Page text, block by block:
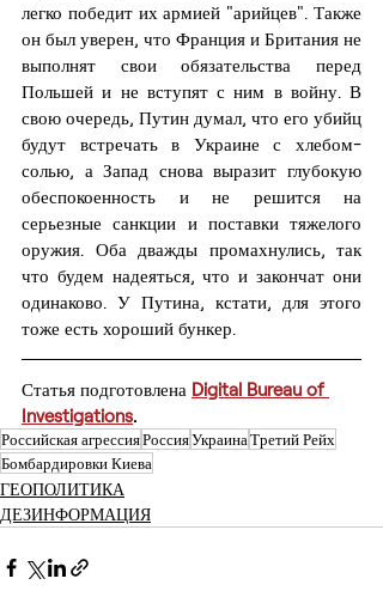
легко победит их армией "арийцев". Также
он был уверен, что Франция и Британия не
выполнят свои обязательства перед
Польшей и не вступят с ним в войну. В
свою очередь, Путин думал, что его убийц
будут встречать в Украине с хлебом-
солью, а Запад снова выразит глубокую
обеспокоенность и не решится на
серьезные санкции и поставки тяжелого
оружия. Оба дважды промахнулись, так
что будем надеяться, что и закончат они
одинаково. У Путина, кстати, для этого
тоже есть хороший бункер.
Статья подготовлена Digital Bureau of
Investigations.
Российская агрессияРоссияУкраинаТретий Рейх
Бомбардировки Киева
ГЕОПОЛИТИКА
ДЕЗИНФОРМАЦИЯ